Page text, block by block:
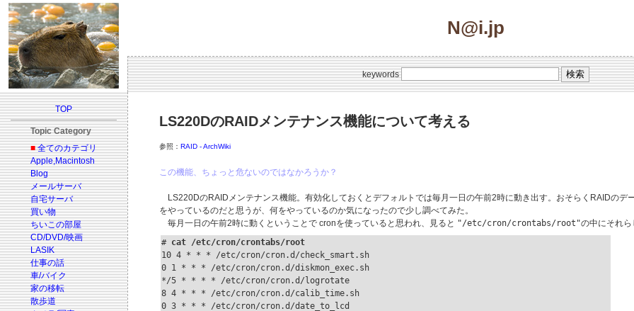
N@i.jp
keywords
TOP
Topic Category
■ 全てのカテゴリ
Apple,Macintosh
Blog
メールサーバ
自宅サーバ
買い物
ちいこの部屋
CD/DVD/映画
LASIK
仕事の話
車/バイク
家の移転
散歩道
LS220DのRAIDメンテナンス機能について考える
参照： RAID - ArchWiki
この機能、ちょっと危ないのではなかろうか？
LS220DのRAIDメンテナンス機能。有効化しておくとデフォルトでは毎月一日の午前2時に動き出す。おそらくRAIDのデ
をやっているのだと思うが、何をやっているのか気になったので少し調べてみた。
毎月一日の午前2時に動くということで cronを使っていると思われ、見ると "/etc/cron/crontabs/root"の中にそれ
# cat /etc/cron/crontabs/root
10 4 * * * /etc/cron/cron.d/check_smart.sh
0 1 * * * /etc/cron/cron.d/diskmon_exec.sh
*/5 * * * * /etc/cron/cron.d/logrotate
8 4 * * * /etc/cron/cron.d/calib_time.sh
0 3 * * * /etc/cron/cron.d/date_to_lcd